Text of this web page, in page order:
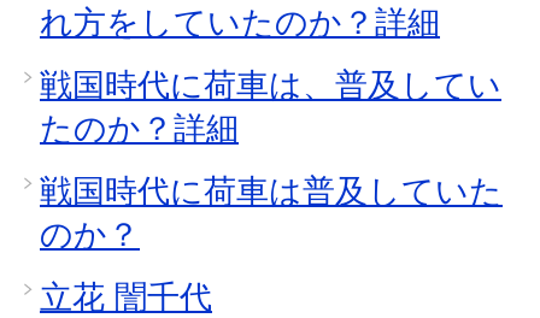
れ方をしていたのか？詳細
戦国時代に荷車は、普及してい
たのか？詳細
戦国時代に荷車は普及していた
のか？
立花 誾千代